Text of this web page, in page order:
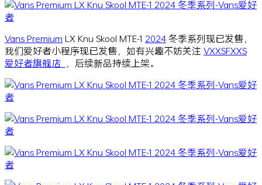
Vans Premium LX Knu Skool MTE-1 2024冬季系列现已发售，
我们爱好者小程序现已发售，如有兴趣不妨关注 VXXSFXXS
爱好者旗舰店
，后续新品持续上架。